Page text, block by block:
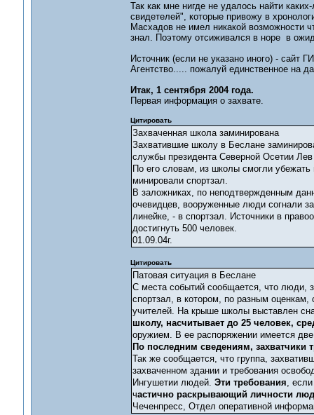
Так как мне нигде не удалось найти
свидетелей", которые привожу в
Масхадов не имел никакой возможности
знал. Поэтому отсиживался в норе в
Источник (если не указано иного) -
Агентство..... пожалуй единственное на
Итак, 1 сентября 2004 года.
Первая информация о захвате.
Цитировать
Захваченная школа заминирована
Захватившие школу в Беслане
службы президента Северной Осетии Лев
По его словам, из школы смогли убежать
минировали спортзал.
В заложниках, по неподтвержденным
очевидцев, вооруженные люди согнали
линейке, - в спортзал. Источники в
достигнуть 500 человек.
01.09.04г.
Цитировать
Патовая ситуация в Беслане
С места событий сообщается, что люди,
спортзал, в котором, по разным
учителей. На крыше школы выставлен
школу, насчитывает до 25 человек,
оружием. В ее распоряжении имеется две
По последним сведениям, захватчики
Так же сообщается, что группа,
захваченном здании и требования
Ингушетии людей. Эти требования,
частично раскрывающий личности
Чеченпресс, Отдел оперативной